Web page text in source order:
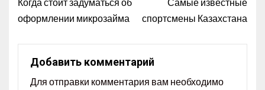
Когда стоит задуматься об
оформлении микрозайма
Самые известные
спортсмены Казахстана
Добавить комментарий
Для отправки комментария вам необходимо